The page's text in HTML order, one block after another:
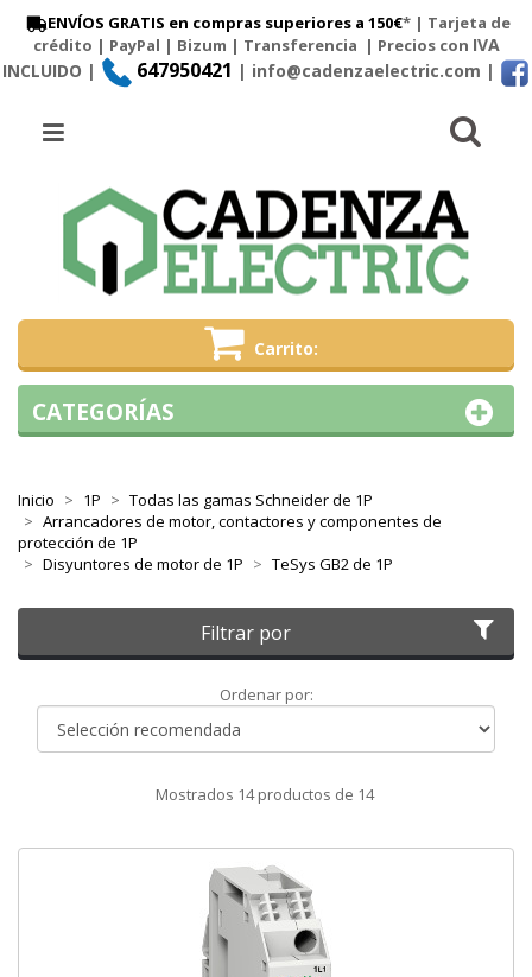
ENVÍOS GRATIS en compras superiores a 150€* | Tarjeta de
crédito | PayPal | Bizum | Transferencia | Precios con IVA
INCLUIDO |
647950421 | info@cadenzaelectric.com |
Carrito
Menú
Inicio 1P
Todas las gamas Schneider de 1P
Arrancadores de motor, contactores y componentes de
protección de 1P
Disyuntores de motor de 1P
TeSys GB2 de 1P
Filtrar por
Ordenar por:Ordenar
Mostrados 14productos de 14
CATEGORÍAS